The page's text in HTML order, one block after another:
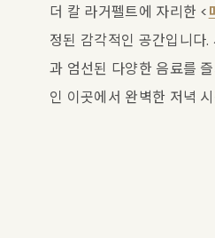
더 칼 라거펠트에 자리한 <
정된 감각적인 공간입니다
과 엄선된 다양한 음료를
인 이곳에서 완벽한 저녁